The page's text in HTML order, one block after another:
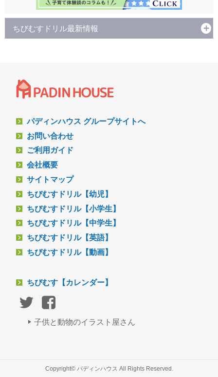
ちびむすドリル最新情報
パディンハウス グループサイトへ
お問い合わせ
ご利用ガイド
会社概要
サイトマップ
ちびむすドリル【幼児】
ちびむすドリル【小学生】
ちびむすドリル【中学生】
ちびむすドリル【英語】
ちびむすドリル【動画】
ちびむす【カレンダー】
子供と動物のイラスト屋さん
Copyright© パディンハウス All Rights Reserved.